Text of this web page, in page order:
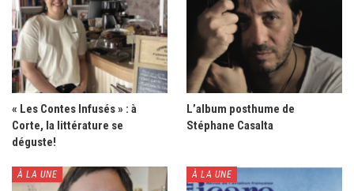
« Les Contes Infusés » : à
Corte, la littérature se
déguste!
L’album posthume de
Stéphane Casalta
À LA UNE À LA UNE